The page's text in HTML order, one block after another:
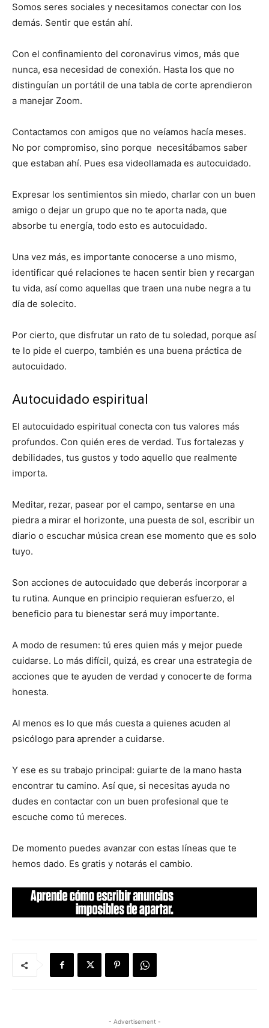
Somos seres sociales y necesitamos conectar con los
demás. Sentir que están ahí.
Con el confinamiento del coronavirus vimos, más que
nunca, esa necesidad de conexión. Hasta los que no
distinguían un portátil de una tabla de corte aprendieron
a manejar Zoom.
Contactamos con amigos que no veíamos hacía meses.
No por compromiso, sino porque necesitábamos saber
que estaban ahí. Pues esa videollamada es autocuidado.
Expresar los sentimientos sin miedo, charlar con un buen
amigo o dejar un grupo que no te aporta nada, que
absorbe tu energía, todo esto es autocuidado.
Una vez más, es importante conocerse a uno mismo,
identificar qué relaciones te hacen sentir bien y recargan
tu vida, así como aquellas que traen una nube negra a tu
día de solecito.
Por cierto, que disfrutar un rato de tu soledad, porque así
te lo pide el cuerpo, también es una buena práctica de
autocuidado.
Autocuidado espiritual
El autocuidado espiritual conecta con tus valores más
profundos. Con quién eres de verdad. Tus fortalezas y
debilidades, tus gustos y todo aquello que realmente
importa.
Meditar, rezar, pasear por el campo, sentarse en una
piedra a mirar el horizonte, una puesta de sol, escribir un
diario o escuchar música crean ese momento que es solo
tuyo.
Son acciones de autocuidado que deberás incorporar a
tu rutina. Aunque en principio requieran esfuerzo, el
beneficio para tu bienestar será muy importante.
A modo de resumen: tú eres quien más y mejor puede
cuidarse. Lo más difícil, quizá, es crear una estrategia de
acciones que te ayuden de verdad y conocerte de forma
honesta.
Al menos es lo que más cuesta a quienes acuden al
psicólogo para aprender a cuidarse.
Y ese es su trabajo principal: guiarte de la mano hasta
encontrar tu camino. Así que, si necesitas ayuda no
dudes en contactar con un buen profesional que te
escuche como tú mereces.
De momento puedes avanzar con estas líneas que te
hemos dado. Es gratis y notarás el cambio.
- Advertisement -